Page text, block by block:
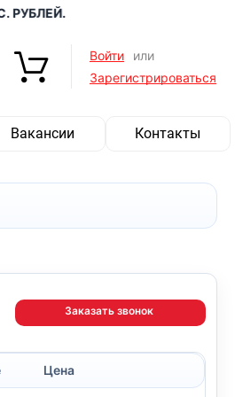
Войти
или
Зарегистрироваться
Вакансии Контакты
Заказать звонок
Цена